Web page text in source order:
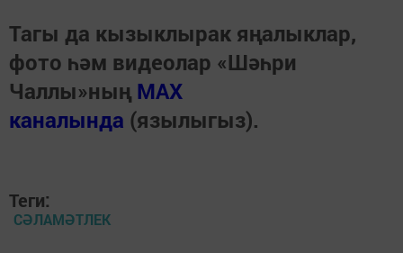
Тагы да кызыклырак яңалыклар,
фото һәм видеолар «Шәһри
Чаллы»ның MAX
каналында (язылыгыз).
Теги:
СӘЛАМӘТЛЕК